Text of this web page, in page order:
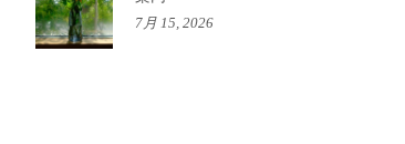
7月 15, 2026